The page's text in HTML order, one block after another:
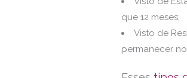
que 12 meses;
Visto de
permanecer